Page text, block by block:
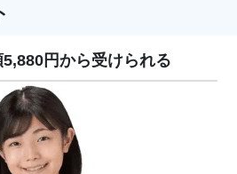
円から受けられる